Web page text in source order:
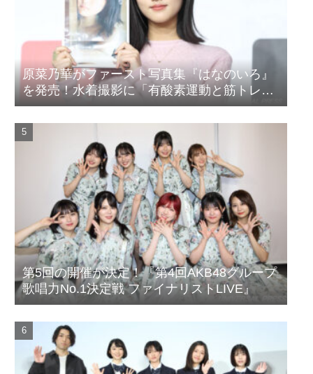
原菜乃華がファースト写真集『はなのいろ』
を発売！水着撮影に「有酸素運動と筋トレを
頑張りました」
第5回の開催が決定！『第4回AKB48グループ
歌唱力No.1決定戦 ファイナリストLIVE』